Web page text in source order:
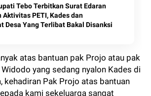
Tebo Terbitkan Surat Edaran
Aktivitas PETI, Kades dan
Desa Yang Terlibat Bakal Disanksi
atas bantuan pak Projo atau pak
yang sedang nyalon Kades di
kehadiran Pak Projo atas bantuan
kami sekeluarga sangat